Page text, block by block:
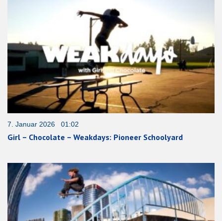
7. Januar 2026 01:02
Girl – Chocolate – Weakdays: Pioneer Schoolyard